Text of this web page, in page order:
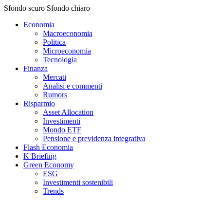
Sfondo scuro Sfondo chiaro
Economia
Macroeconomia
Politica
Microeconomia
Tecnologia
Finanza
Mercati
Analisi e commenti
Rumors
Risparmio
Asset Allocation
Investimenti
Mondo ETF
Pensione e previdenza integrativa
Flash Economia
K Briefing
Green Economy
ESG
Investimenti sostenibili
Trends